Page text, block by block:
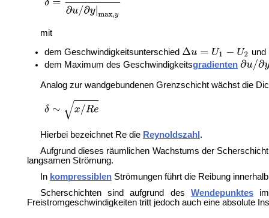
mit
dem Geschwindigkeitsunterschied
und
dem Maximum des Geschwindigkeitsgradienten
Analog zur wandgebundenen Grenzschicht wächst die
Hierbei bezeichnet Re die Reynoldszahl.
Aufgrund dieses räumlichen Wachstums der
langsamen Strömung.
In kompressiblenStrömungen führt die Reibung
Scherschichten sind aufgrund des Wendepunktesim
Freistromgeschwindigkeiten tritt jedoch auch eine absolute